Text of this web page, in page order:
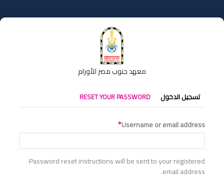
إلى
المحتوى
معهد جنوب مصر للأورام
التبويبات
الأساسية
تسجيل الدخول RESET YOUR PASSWORD
Username or email address
Password reset instructions will be sent to your registered
email address.